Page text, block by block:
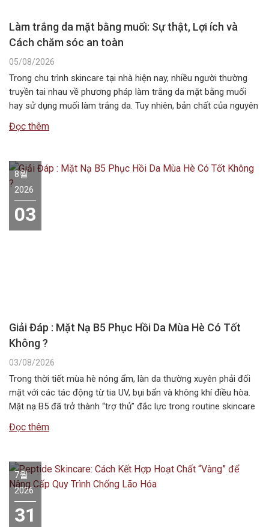
Làm trắng da mặt bằng muối: Sự thật, Lợi ích và
Cách chăm sóc an toàn
05/08/2026
Trong chu trình skincare tại nhà hiện nay, nhiều người thường
truyền tai nhau về phương pháp làm trắng da mặt bằng muối
hay sử dụng muối làm trắng da. Tuy nhiên, bản chất của nguyên
các dòng mỹ phẩm chuyên dụng….
Đọc thêm
8월
2026
03
Giải Đáp : Mặt Nạ B5 Phục Hồi Da Mùa Hè Có Tốt
Không ?
03/08/2026
Trong thời tiết mùa hè nóng ẩm, làn da thường xuyên phải đối
mặt với các tác động từ tia UV, bụi bẩn và không khí điều hòa.
Mặt nạ B5 đã trở thành “trợ thủ” đắc lực trong routine skincare
Đọc thêm
7월
2026
31